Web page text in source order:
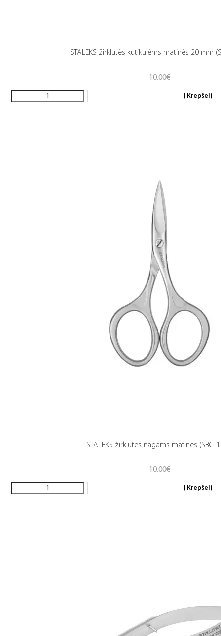
STALEKS žirklutės kutikulėms matinės 20 mm
10.00€
Į Krepšelį
STALEKS žirklutės nagams matinės (SBC-
10.00€
Į Krepšelį